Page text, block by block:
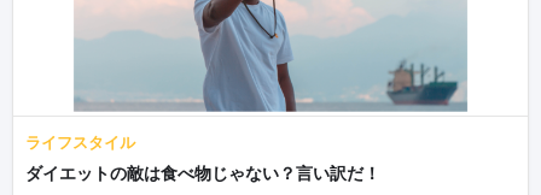
ライフスタイル
ダイエットの敵は食べ物じゃない？言い訳だ！